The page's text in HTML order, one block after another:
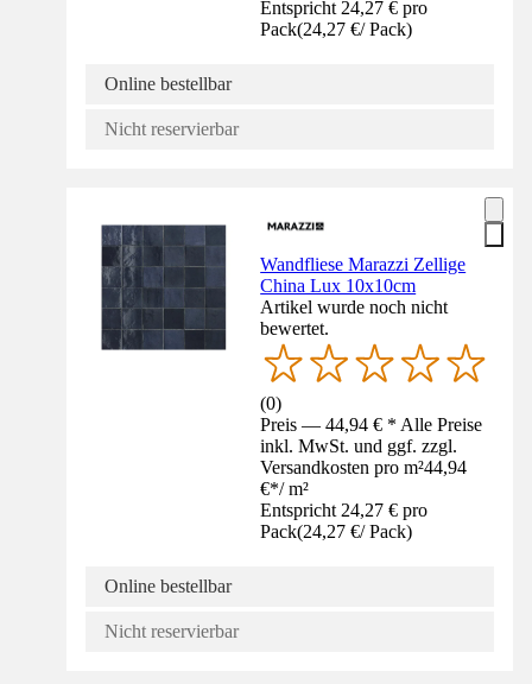
Entspricht 24,27 € pro
Pack(24,27 €/ Pack)
Online bestellbar
Nicht reservierbar
Wandfliese Marazzi Zellige
China Lux 10x10cm
Artikel wurde noch nicht
bewertet.
(0)
Preis — 44,94 € * Alle Preise
inkl. MwSt. und ggf. zzgl.
Versandkosten pro m²44,94
€*/ m²
Entspricht 24,27 € pro
Pack(24,27 €/ Pack)
Online bestellbar
Nicht reservierbar